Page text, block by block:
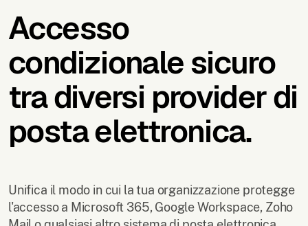
Accesso
condizionale sicuro
tra diversi provider di
posta elettronica.
Unifica il modo in cui la tua organizzazione protegge
l'accesso a Microsoft 365, Google Workspace, Zoho